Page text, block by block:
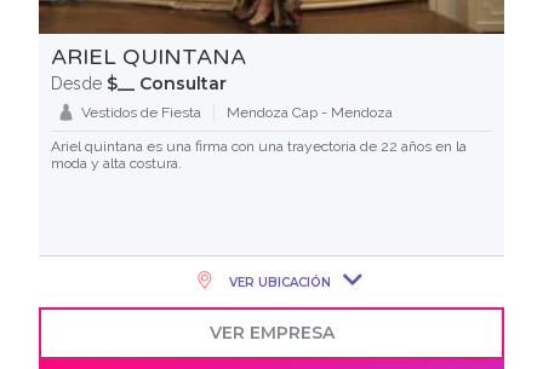
ARIEL QUINTANA
Desde $__ Consultar
Vestidos de Fiesta
Mendoza Cap - Mendoza
Ariel quintana es una firma con una trayectoria de 22 años en la
moda y alta costura.
VER UBICACIÓN
VER EMPRESA